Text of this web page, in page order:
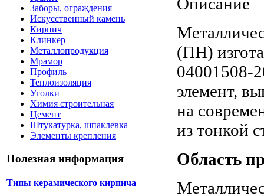
Заборы, ограждения
Искусственный камень
Кирпич
Клинкер
Металлопродукция
Мрамор
Профиль
Теплоизоляция
Уголки
Химия строительная
Цемент
Штукатурка, шпаклевка
Элементы крепления
Полезная информация
Типы керамического кирпича
(ПН)
04001508-
элемент,
на
из тонкой
Область